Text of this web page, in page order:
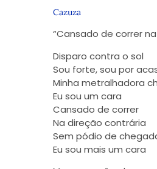
Cazuza
“Cansado de correr
Disparo contra o sol
Sou forte, sou por
Minha metralhadora
Eu sou um cara
Cansado de correr
Na direção contrária
Sem pódio de
Eu sou mais um cara